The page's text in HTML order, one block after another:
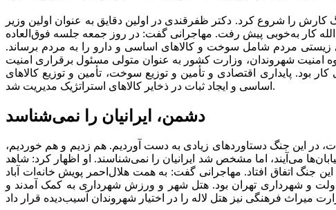
را شروع کرد. دکتر ظفرقندی در اولین دقایق به عنوان اولین وزیر
کار به‌خوبی پیش رفت. مهاجرانی گفت: در روز جمعه جلسه فوق‌العاده
زیستی مردم شامل سوخت و کالا‌های اساسی و دارو را به مردم برساند.
امنیت شهروندان، وزارت کشور به عنوان متولی مسئول برقراری امنیت
بود. پایداری اقتصادی و تأمین و توزیع سوخت، تأمین و توزیع کالا‌های
اساسی و ایجاد ثبات در ذخایر کالا‌های استراتژیک مدیریت شد.
دشمن، ایرانیان را نمی‌شناسد
این جنگ دستاورد‌های زیادی به دست آوردیم. هم زدیم و هم خوردیم،
می‌آیند، اما مشخص شد ایرانیان را نمی‌شناسند. او اظهار کرد: شاهد
اتفاق افتاد. مهاجرانی گفت: به همت هلال‌احمر پویش خانه‌ات آباد
و شهرداری تهران بود. هتل شهر و ورزش شهرداری به کمک آمدند و